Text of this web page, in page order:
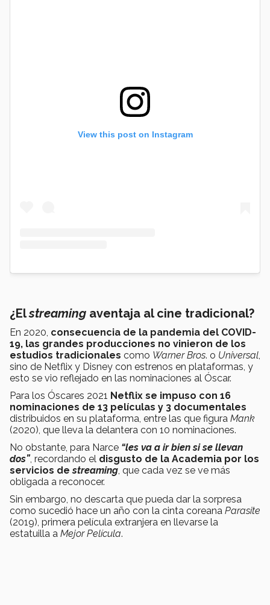
View this post on Instagram
¿Elstreaming aventaja al cine tradicional?
En 2020, consecuencia de la pandemia del COVID-
19, las grandes producciones no vinieron de los
estudios tradicionales como Warner Bros. o Universal,
sino de Netflix y Disney con estrenos en plataformas, y
esto se vio reflejado en las nominaciones al Óscar.
Para los Óscares 2021 Netflix se impuso con 16
nominaciones de 13 películas y 3 documentales
distribuidos en su plataforma, entre las que figura Mank
(2020), que lleva la delantera con 10 nominaciones.
No obstante, para Narce “les va a ir bien si se llevan
dos”, recordando el disgusto de la Academia por los
servicios destreaming, que cada vez se ve más
obligada a reconocer.
Sin embargo, no descarta que pueda dar la sorpresa
como sucedió hace un año con la cinta coreana Parasite
(2019), primera película extranjera en llevarse la
estatuilla a Mejor Película.